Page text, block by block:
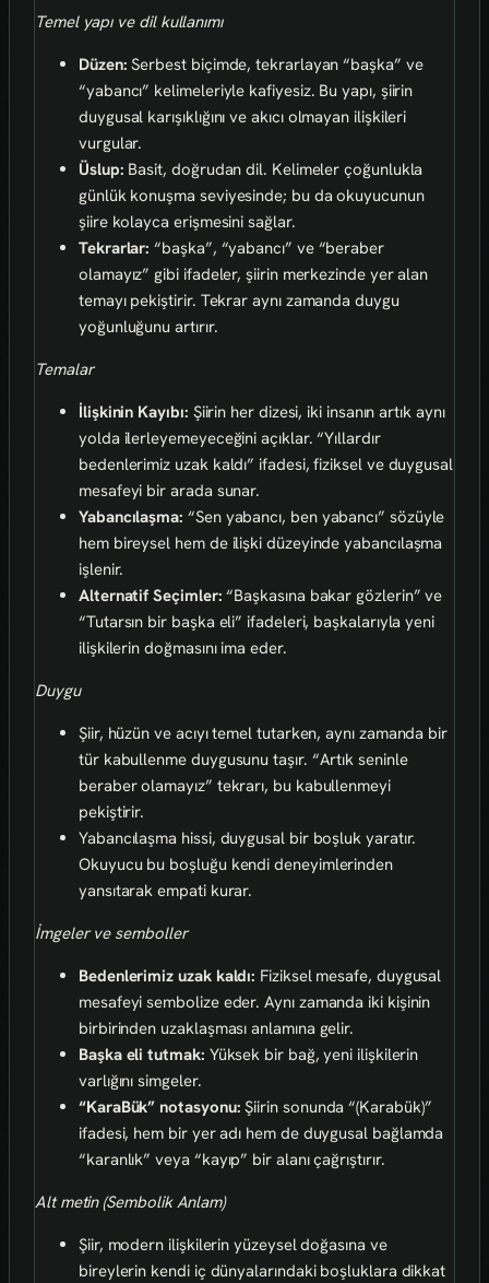
Temel yapı ve dil kullanımı
Düzen: Serbest biçimde, tekrarlayan “başka” ve
“yabancı” kelimeleriyle kafiyesiz. Bu yapı, şiirin
duygusal karışıklığını ve akıcı olmayan ilişkileri
vurgular.
Üslup: Basit, doğrudan dil. Kelimeler çoğunlukla
günlük konuşma seviyesinde; bu da okuyucunun
şiire kolayca erişmesini sağlar.
Tekrarlar: “başka”, “yabancı” ve “beraber
olamayız” gibi ifadeler, şiirin merkezinde yer alan
temayı pekiştirir. Tekrar aynı zamanda duygu
yoğunluğunu artırır.
Temalar
İlişkinin Kayıbı: Şiirin her dizesi, iki insanın artık aynı
yolda ilerleyemeyeceğini açıklar. “Yıllardır
bedenlerimiz uzak kaldı” ifadesi, fiziksel ve duygusal
mesafeyi bir arada sunar.
Yabancılaşma: “Sen yabancı, ben yabancı” sözüyle
hem bireysel hem de ilişki düzeyinde yabancılaşma
işlenir.
Alternatif Seçimler: “Başkasına bakar gözlerin” ve
“Tutarsın bir başka eli” ifadeleri, başkalarıyla yeni
ilişkilerin doğmasını ima eder.
Duygu
Şiir, hüzün ve acıyı temel tutarken, aynı zamanda bir
tür kabullenme duygusunu taşır. “Artık seninle
beraber olamayız” tekrarı, bu kabullenmeyi
pekiştirir.
Yabancılaşma hissi, duygusal bir boşluk yaratır.
Okuyucu bu boşluğu kendi deneyimlerinden
yansıtarak empati kurar.
İmgeler ve semboller
Bedenlerimiz uzak kaldı: Fiziksel mesafe, duygusal
mesafeyi sembolize eder. Aynı zamanda iki kişinin
birbirinden uzaklaşması anlamına gelir.
Başka eli tutmak: Yüksek bir bağ, yeni ilişkilerin
varlığını simgeler.
“KaraBük” notasyonu: Şiirin sonunda “(Karabük)”
ifadesi, hem bir yer adı hem de duygusal bağlamda
“karanlık” veya “kayıp” bir alanı çağrıştırır.
Alt metin (Sembolik Anlam)
Şiir, modern ilişkilerin yüzeysel doğasına ve
bireylerin kendi iç dünyalarındaki boşluklara dikkat